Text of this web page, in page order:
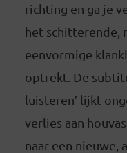
richting en ga je
het schitterende,
eenvormige
optrekt. De
luisteren’ lijkt
verlies aan
naar een nieuwe,